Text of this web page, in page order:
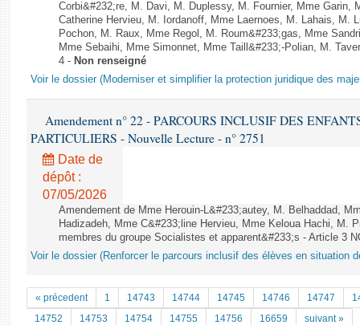
Corbi&#232;re, M. Davi, M. Duplessy, M. Fournier, Mme Garin,
Catherine Hervieu, M. Iordanoff, Mme Laernoes, M. Lahais, M.
Pochon, M. Raux, Mme Regol, M. Roum&#233;gas, Mme
Mme Sebaihi, Mme Simonnet, Mme Taill&#233;-Polian, M.
4 - Non renseigné
Voir le dossier (Moderniser et simplifier la protection juridique des
Amendement n° 22 - PARCOURS INCLUSIF DES
PARTICULIERS - Nouvelle Lecture - n° 2751
Date de
dépôt :
07/05/2026
Amendement de Mme Herouin-L&#233;autey, M. Belhaddad,
Hadizadeh, Mme C&#233;line Hervieu, Mme Keloua Hachi, M.
membres du groupe Socialistes et apparent&#233;s - Article 3
Voir le dossier (Renforcer le parcours inclusif des élèves en situation
« précedent 1 14743 14744 14745 14746 14747
14752
14753 14754 14755 14756 16659 suivant »